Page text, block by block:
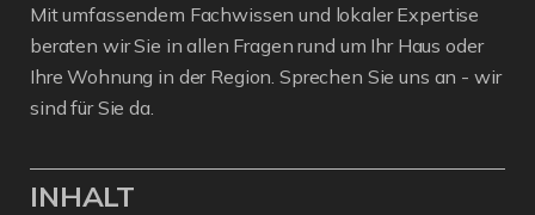
Mit umfassendem Fachwissen und lokaler Expertise
beraten wir Sie in allen Fragen rund um Ihr Haus oder
Ihre Wohnung in der Region. Sprechen Sie uns an - wir
sind für Sie da.
INHALT